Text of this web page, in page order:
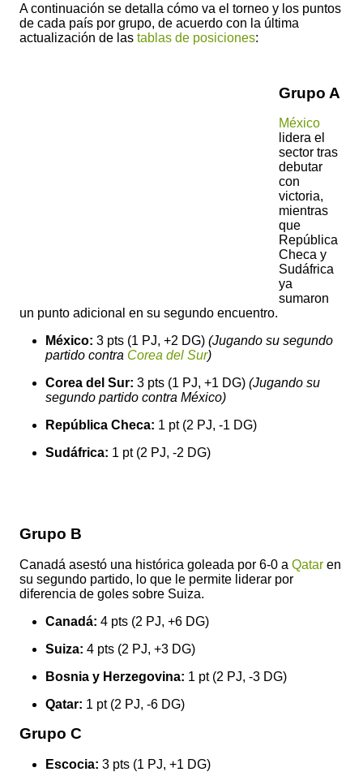
A continuación se detalla cómo va el torneo y los puntos
de cada país por grupo, de acuerdo con la última
actualización de las tablas de posiciones:
Grupo A
México
lidera el
sector tras
debutar
con
victoria,
mientras
que
República
Checa y
Sudáfrica
ya
sumaron
un punto adicional en su segundo encuentro.
México: 3 pts (1 PJ, +2 DG) (Jugando su segundo
partido contra Corea del Sur)
Corea del Sur: 3 pts (1 PJ, +1 DG) (Jugando su
segundo partido contra México)
República Checa: 1 pt (2 PJ, -1 DG)
Sudáfrica: 1 pt (2 PJ, -2 DG)
Grupo B
Canadá asestó una histórica goleada por 6-0 a Qatar en
su segundo partido, lo que le permite liderar por
diferencia de goles sobre Suiza.
Canadá: 4 pts (2 PJ, +6 DG)
Suiza: 4 pts (2 PJ, +3 DG)
Bosnia y Herzegovina: 1 pt (2 PJ, -3 DG)
Qatar: 1 pt (2 PJ, -6 DG)
Grupo C
Escocia: 3 pts (1 PJ, +1 DG)